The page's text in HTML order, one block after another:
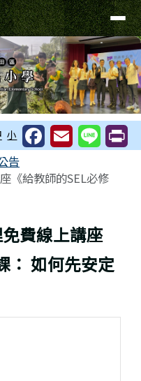
小
告
《給教師的SEL必修
費線上講座
： 如何先安定